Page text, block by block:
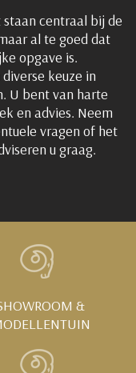
centraal bij de
al te goed dat
opgave is.
keuze in
U bent van harte
en advies. Neem
vragen of het
u graag.
&